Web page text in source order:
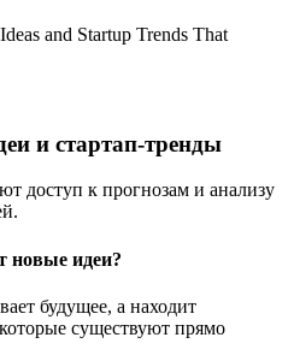
и стартап-тренды
доступ к прогнозам и анализу
новые идеи?
будущее, а находит
существуют прямо